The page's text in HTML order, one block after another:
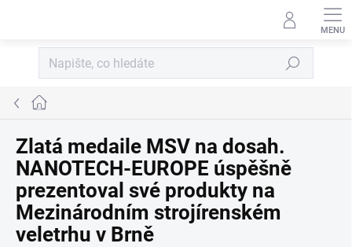
Hledat
Domů
Zlatá medaile MSV na dosah.
NANOTECH-EUROPE úspěšně
prezentoval své produkty na
Mezinárodním strojírenském
veletrhu v Brně